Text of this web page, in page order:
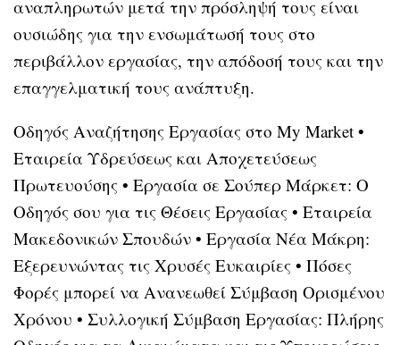
αναπληρωτών μετά την πρόσληψή τους είναι
ουσιώδης για την ενσωμάτωσή τους στο
περιβάλλον εργασίας, την απόδοσή τους και την
επαγγελματική τους ανάπτυξη.
Οδηγός Αναζήτησης Εργασίας στο My Market •
Εταιρεία Υδρεύσεως και Αποχετεύσεως
Πρωτευούσης • Εργασία σε Σούπερ Μάρκετ: Ο
Οδηγός σου για τις Θέσεις Εργασίας • Εταιρεία
Μακεδονικών Σπουδών • Εργασία Νέα Μάκρη:
Εξερευνώντας τις Χρυσές Ευκαιρίες • Πόσες
Φορές μπορεί να Ανανεωθεί Σύμβαση Ορισμένου
Χρόνου • Συλλογική Σύμβαση Εργασίας: Πλήρης